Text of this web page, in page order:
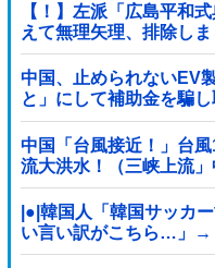
【！】左派「広島平和
えて無理矢理、排除し
児？全学連のプロ活動
中国、止められないEV
と」にして補助金を騙
中国「台風接近！」台
流大洪水！（三峡上流
峡ダム「緊急放流（決
声」→
|●|韓国人「韓国サッカ
い言い訳がこちら…」→
ﾙ」＝韓国の反応